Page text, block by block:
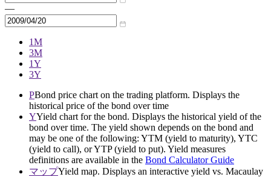
—
1M
3M
1Y
3Y
PBond price chart on the trading platform. Displays the
historical price of the bond over time
YYield chart for the bond. Displays the historical yield of the
bond over time. The yield shown depends on the bond and
may be one of the following: YTM (yield to maturity), YTC
(yield to call), or YTP (yield to put). Yield measures
definitions are available in the Bond Calculator Guide
マップYield map. Displays an interactive yield vs. Macaulay